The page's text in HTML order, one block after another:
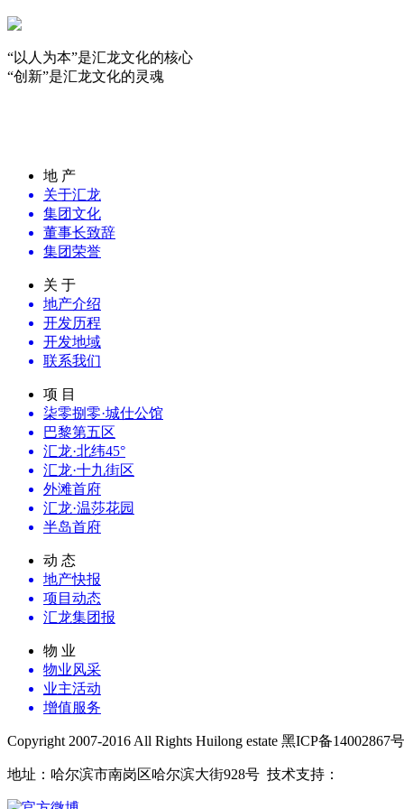
“以人为本”是汇龙文化的核心
“创新”是汇龙文化的灵魂
地 产
关于汇龙
集团文化
董事长致辞
集团荣誉
关 于
地产介绍
开发历程
开发地域
联系我们
项 目
柒零捌零·城仕公馆
巴黎第五区
汇龙·北纬45°
汇龙·十九街区
外滩首府
汇龙·温莎花园
半岛首府
动 态
地产快报
项目动态
汇龙集团报
物 业
物业风采
业主活动
增值服务
Copyright 2007-2016 All Rights Huilong estate 黑ICP备14002867
地址：哈尔滨市南岗区哈尔滨大街928号 技术支持：